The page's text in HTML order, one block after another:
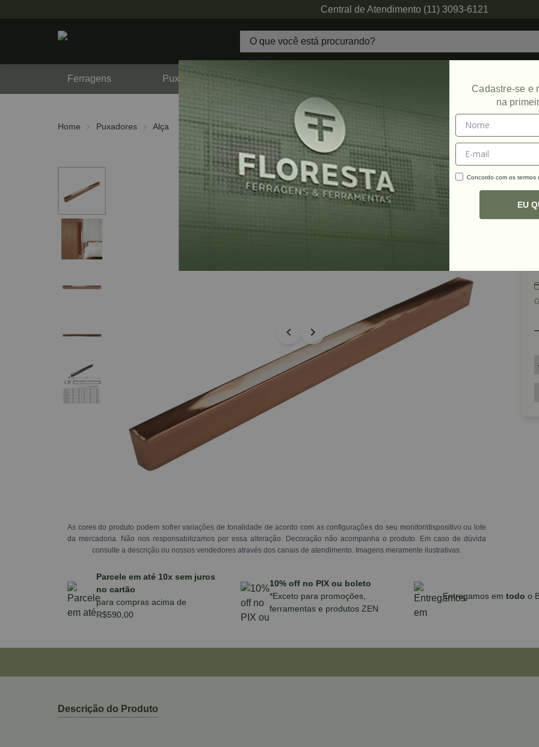
Central de Atendimento (11) 3093-6121
Ferragens Puxadores
Home Puxadores Alça
As cores do produto podem sofrer variações de tonalidade de acordo com as configurações do seu monitor/dispositivo ou lote
da mercadoria. Não nos responsabilizamos por essa alteração. Decoração não acompanha o produto. Em caso de dúvida
consulte a descrição ou nossos vendedores através dos canais de atendimento. Imagens meramente ilustrativas.
Parcele em até 10x sem juros
no cartão
para compras acima de
R$590,00
10% off no PIX ou boleto
*Exceto para promoções,
ferramentas e produtos ZEN
Entregamos em todo o
Descrição do Produto
Cadastre-se e
na
Concordo com os termos
EU